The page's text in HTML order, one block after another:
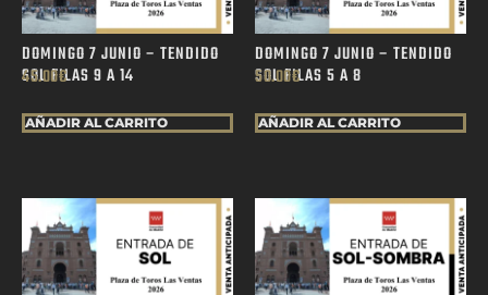
DOMINGO 7 JUNIO – TENDIDO
SOL FILAS 9 A 14
45.00€
AÑADIR AL CARRITO
DOMINGO 7 JUNIO – TENDIDO
SOL FILAS 5 A 8
50.00€
AÑADIR AL CARRITO